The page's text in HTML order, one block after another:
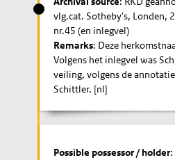
vlg.cat. Sotheby's, Londen,
nr.45 (en inlegvel)
Remarks: Deze
Volgens het inlegvel was
veiling, volgens de
Schittler. [nl]
Possible possessor / holder: